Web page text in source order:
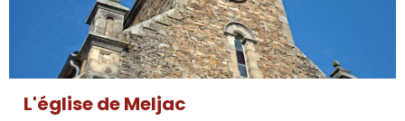
L'église de Meljac